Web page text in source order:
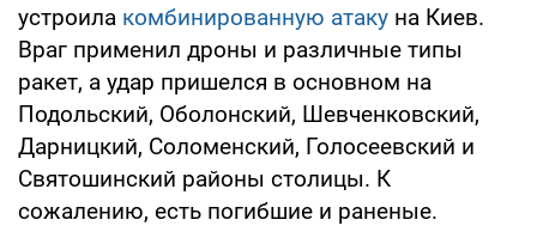
устроила комбинированную атаку на Киев.
Враг применил дроны и различные типы
ракет, а удар пришелся в основном на
Подольский, Оболонский, Шевченковский,
Дарницкий, Соломенский, Голосеевский и
Святошинский районы столицы. К
сожалению, есть погибшие и раненые.